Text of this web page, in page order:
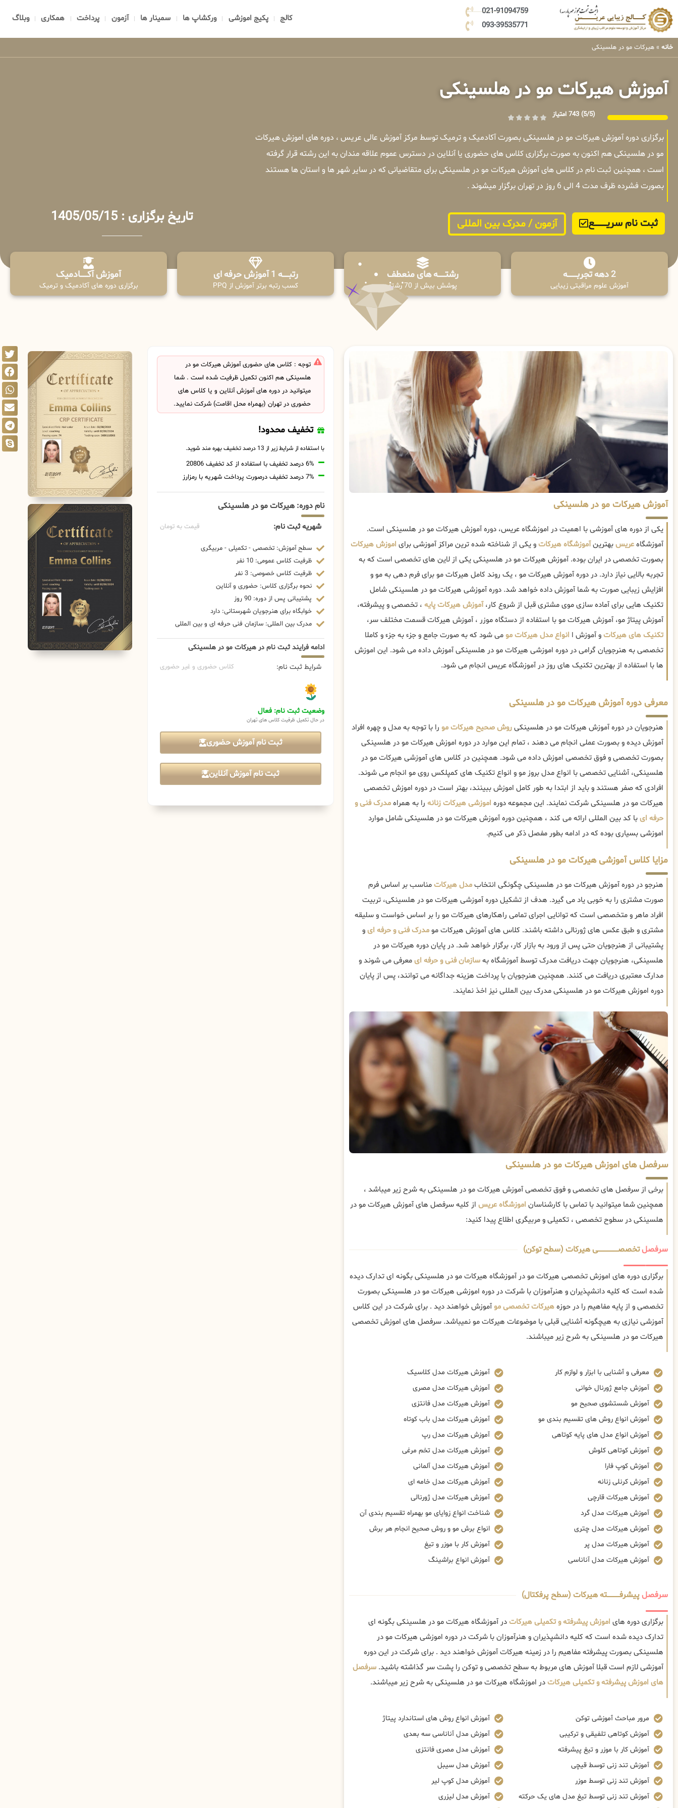
021-91094759
093-39535771
کالج پکیج اموزشی ورکشاپ ها سمینار ها آزمون پرداخت همکاری وبلاگ
خانه » هیرکات مو در هلسینکی
آموزش هیرکات مو در هلسینکی
(5/5) 743 امتیاز
برگزاری دوره آموزش هیرکات مو در هلسینکی بصورت آکادمیک و ترمیک توسط مرکز آموزش عالی عریس ، دوره های اموزش هیرکات
مو در هلسینکی هم اکنون به صورت برگزاری کلاس های حضوری یا آنلاین در دسترس عموم علاقه مندان به این رشته قرار گرفته
است ، همچنین ثبت نام در کلاس های آموزش هیرکات مو در هلسینکی برای متقاضیانی که در سایر شهر ها و استان ها هستند
بصورت فشرده ظرف مدت 4 الی 6 روز در تهران برگزار میشوند .
ثبت نام سریــــــــــــع آزمون / مدرک بین المللی تاریخ برگزاری : 1405/05/15
2 دهه تجربـــــــــه
آموزش علوم مراقبتی زیبایی
رشتـــــــه های منعطف
پوشش بیش از 70 رشته
رتبــــــه 1 آموزش حرفه ای
کسب رتبه برتر آموزش از PPQ
آموزش آکـــــــادمیک
برگزاری دوره های آکادمیک و ترمیک
آموزش هیرکات مو در هلسینکی
یکی از دوره های آموزشی با اهمیت در اموزشگاه عریس، دوره آموزش هیرکات مو در هلسینکی است.
آموزشگاهعریسبهترینآموزشگاه هیرکاتو یکی از شناخته شده ترین مراکز آموزشی برای اموزش هیرکات
بصورت تخصصی در ایران بوده. آموزش هیرکات مو در هلسینکی یکی از لاین های تخصصی است که به
تجربه بالایی نیاز دارد. در دوره آموزش هیرکات مو ، یک روند کامل هیرکات مو برای فرم دهی به مو و
افزایش زیبایی صورت به شما آموزش داده خواهد شد. دوره آموزشی هیرکات مو در هلسینکی شامل
تکنیک هایی برای آماده سازی موی مشتری قبل از شروع کار،آموزش هیرکات پایه ، تخصصی و پیشرفته،
آموزش پیتاژ مو، آموزش هیرکات مو با استفاده از دستگاه موزر ، آموزش هیرکات قسمت مختلف سر،
تکنیک های هیرکاتو آموزش ا انواع مدل هیرکات مومی شود که به صورت جامع و جزء به جزء و کاملا
تخصصی به هنرجویان گرامی در دوره اموزشی هیرکات مو در هلسینکی آموزش داده می شود. این اموزش
ها با استفاده از بهترین تکنیک های روز در آموزشگاه عریس انجام می شود.
معرفی دوره آموزش هیرکات مو در هلسینکی
هنرجویان در دوره آموزش هیرکات مو در هلسینکیروش صحیح هیرکات مو را با توجه به مدل و چهره افراد
آموزش دیده و بصورت عملی انجام می دهند ، تمام این موارد در دوره اموزش هیرکات مو در هلسینکی
بصورت تخصصی و فوق تخصصی اموزش داده می شود. همچنین در کلاس های آموزشی هیرکات مو در
هلسینکی، آشنایی تخصصی با انواع مدل بروز مو و انواع تکنیک های کمپلکس روی مو انجام می شوند.
افرادی که صفر هستند و باید از ابتدا به طور کامل اموزش ببینند، بهتر است در دوره اموزش تخصصی
هیرکات مو در هلسینکی شرکت نمایند. این مجموعه دوره اموزشی هیرکات زنانه را به همراهمدرک فنی و
حرفه ایبا کد بین المللی ارائه می کند ، همچنین دوره آموزش هیرکات مو در هلسینکی شامل موارد
اموزشی بسیاری بوده که در ادامه بطور مفصل ذکر می کنیم.
مزایا کلاس آموزشی هیرکات مو در هلسینکی
هنرجو در دوره آموزش هیرکات مو در هلسینکی چگونگی انتخابمدل هیرکاتمناسب بر اساس فرم
صورت مشتری را به خوبی یاد می گیرد. هدف از تشکیل دوره آموزشی هیرکات مو در هلسینکی، تربیت
افراد ماهر و متخصصی است که توانایی اجرای تمامی راهکارهای هیرکات مو را بر اساس خواست و سلیقه
مشتری و طبق عکس های ژورنالی داشته باشند. کلاس های آموزش هیرکات مومدرک فنی و حرفه ایو
پشتیبانی از هنرجویان حتی پس از ورود به بازار کار، برگزار خواهد شد. در پایان دوره هیرکات مو در
هلسینکی، هنرجویان جهت دریافت مدرک توسط آموزشگاه بهسازمان فنی و حرفه ایمعرفی می شوند و
مدارک معتبری دریافت می کنند. همچنین هنرجویان با پرداخت هزینه جداگانه می توانند، پس از پایان
دوره اموزش هیرکات مو در هلسینکی مدرک بین المللی نیز اخذ نمایند.
سرفصل های اموزش هیرکات مو در هلسینکی
برخی از سرفصل های تخصصی و فوق تخصصی آموزش هیرکات مو در هلسینکی به شرح زیر میباشد ،
همچنین شما میتوانید با تماس با کارشناسان اموزشگاه عریس از کلیه سرفصل های آموزش هیرکات مو در
هلسینکی در سطوح تخصصی ، تکمیلی و مربیگری اطلاع پیدا کنید:
سرفصلتخصصــــــــــــــــــــی هیرکات (سطح توکن)
برگزاری دوره های اموزش تخصصی هیرکات مو در آموزشگاه هیرکات مو در هلسینکی بگونه ای تدارک دیده
شده است که کلیه دانشپذیران و هنرآموزان با شرکت در دوره اموزشی هیرکات مو در هلسینکی بصورت
تخصصی و از پایه مفاهیم را در حوزههیرکات تخصصی موآموزش خواهند دید . برای شرکت در این کلاس
آموزشی نیازی به هیچگونه آشنایی قبلی با موضوعات هیرکات مو نمیباشد. سرفصل های اموزش تخصصی
هیرکات مو در هلسینکی به شرح زیر میباشند.
معرفی و آشنایی با ابزار و لوازم کار
آموزش جامع ژورنال خوانی
آموزش شستشوی صحیح مو
آموزش انواع روش های تقسیم بندی مو
آموزش انواع مدل های پایه کوتاهی
آموزش کوتاهی کلوش
آموزش کوپ فارا
آموزش کرنلی زنانه
آموزش هیرکات قارچی
آموزش هیرکات مدل گرد
آموزش هیرکات مدل چتری
آموزش هیرکات مدل پر
آموزش هیرکات مدل آناناسی
آموزش هیرکات مدل کلاسیک
آموزش هیرکات مدل مصری
آموزش هیرکات مدل فانتزی
آموزش هیرکات مدل باب کوتاه
آموزش هیرکات مدل رپ
آموزش هیرکات مدل تخم مرغی
آموزش هیرکات مدل آلمانی
آموزش هیرکات مدل خامه ای
آموزش هیرکات مدل ژورنالی
شناخت انواع زوایای مو بهمراه تقسیم بندی آن
انواع برش مو و روش صحیح انجام هر برش
آموزش کار با موزر و تیغ
آموزش انواع براشینگ
سرفصلپیشرفــــــــــــته هیرکات (سطح پرفکتال)
برگزاری دوره های اموزش پیشرفته و تکمیلی هیرکاتدر آموزشگاه هیرکات مو در هلسینکی بگونه ای
تدارک دیده شده است که کلیه دانشپذیران و هنرآموزان با شرکت در دوره اموزشی هیرکات مو در
هلسینکی بصورت پیشرفته مفاهیم را در زمینه هیرکات آموزش خواهند دید . برای شرکت در این دوره
آموزشی لازم است قبلا آموزش های مربوط به سطح تخصصی و توکن را پشت سر گذاشته باشید. سرفصل
های اموزش پیشرفته و تکمیلی هیرکاتدر اموزشگاه هیرکات مو در هلسینکی به شرح زیر میباشند.
مرور مباحث آموزشی توکن
آموزش کوتاهی تلفیقی و ترکیبی
آموزش کار با موزر و تیغ پیشرفته
آموزش تند زنی توسط قیچی
آموزش تند زنی توسط موزر
آموزش تند زنی توسط تیغ مدل های یک حرکته
آموزش انواع روش های استاندارد پیتاژ
آموزش مدل آناناسی سه بعدی
آموزش مدل مصری فانتزی
آموزش مدل سیبل
آموزش مدل کوپ لیر
آموزش مدل لیزری
توجه : کلاس های حضوری آموزش هیرکات مو در
هلسینکی هم اکنون تکمیل ظرفیت شده است . شما
میتوانید در دوره های آموزش آنلاین و یا کلاس های
حضوری در تهران (بهمراه محل اقامت) شرکت نمایید.
تخفیف محدود!
با استفاده از شرایط زیر از 13 درصد تخفیف بهره مند شوید.
6% درصد تخفیف با استفاده از کد تخفیف 20806
7% درصد تخفیف درصورت پرداخت شهریه با رمزارز
نام دوره: هیرکات مو در هلسینکی
شهریه ثبت نام: قیمت به تومان
سطح آموزش: تخصصی - تکمیلی - مربیگری
ظرفیت کلاس عمومی: 10 نفر
ظرفیت کلاس خصوصی: 3 نفر
نحوه برگزاری کلاس: حضوری و آنلاین
پشتیبانی پس از دوره: 90 روز
خوابگاه برای هنرجویان شهرستانی: دارد
مدرک بین المللی: سازمان فنی حرفه ای و بین المللی
ادامه فرایند ثبت نام در هیرکات مو در هلسینکی
شرایط ثبت نام: کلاس حضوری و غیر حضوری
وضعیت ثبت نام: فعال
در حال تکمیل ظرفیت کلاس های تهران
ثبت نام آموزش حضوری
ثبت نام آموزش آنلاین